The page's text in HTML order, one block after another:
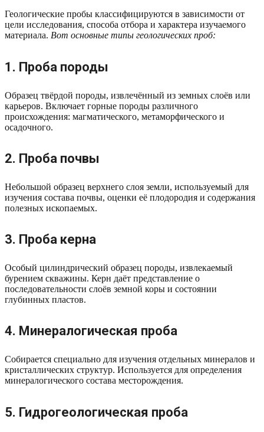
Геологические пробы классифицируются в зависимости от
цели исследования, способа отбора и характера изучаемого
материала. Вот основные типы геологических проб:
1. Проба породы
Образец твёрдой породы, извлечённый из земных слоёв или
карьеров. Включает горные породы различного
происхождения: магматического, метаморфического и
осадочного.
2. Проба почвы
Небольшой образец верхнего слоя земли, используемый для
изучения состава почвы, оценки её плодородия и содержания
полезных ископаемых.
3. Проба керна
Особый цилиндрический образец породы, извлекаемый
бурением скважины. Керн даёт представление о
последовательности слоёв земной коры и состоянии
глубинных пластов.
4. Минералогическая проба
Собирается специально для изучения отдельных минералов и
кристаллических структур. Используется для определения
минералогического состава месторождения.
5. Гидрогеологическая проба